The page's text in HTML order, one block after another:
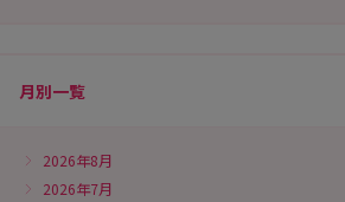
月別一覧
2026年8月
2026年7月